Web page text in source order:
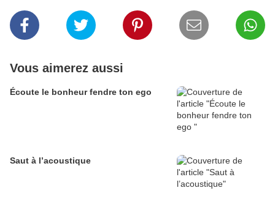
Vous aimerez aussi
Écoute le bonheur fendre ton ego
Saut à l’acoustique